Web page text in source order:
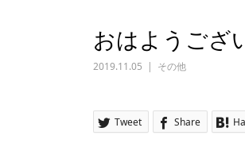
おはようござ
2019.11.05 その他
Tweet Share